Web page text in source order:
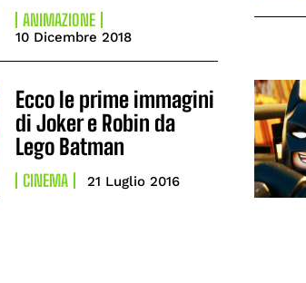
ANIMAZIONE
10 Dicembre 2018
Ecco le prime immagini
di Joker e Robin da
Lego Batman
CINEMA 21 Luglio 2016